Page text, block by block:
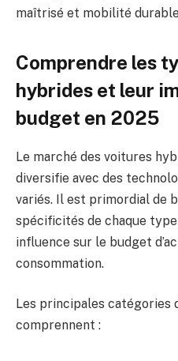
maîtrisé et mobilité
Comprendre les
hybrides et leur
budget en 2025
Le marché des voitures
diversifie avec des
variés. Il est primordial de
spécificités de chaque type
influence sur le budget
consommation.
Les principales catégories
comprennent :